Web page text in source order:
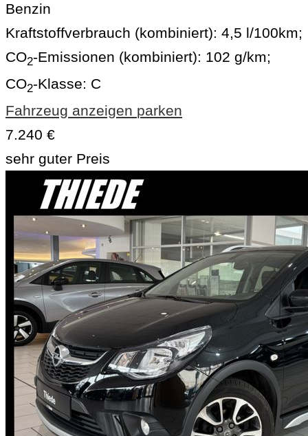
Benzin
Kraftstoffverbrauch (kombiniert): 4,5 l/100km;
CO2-Emissionen (kombiniert): 102 g/km;
CO2-Klasse: C
Fahrzeug anzeigen parken
7.240 €
sehr guter Preis